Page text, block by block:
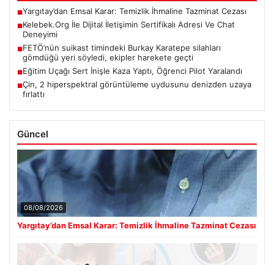
■Yargıtay’dan Emsal Karar: Temizlik İhmaline Tazminat Cezası
■Kelebek.Org İle Dijital İletişimin Sertifikalı Adresi Ve Chat
Deneyimi
■FETÖ’nün suikast timindeki Burkay Karatepe silahları
gömdüğü yeri söyledi, ekipler harekete geçti
■Eğitim Uçağı Sert İnişle Kaza Yaptı, Öğrenci Pilot Yaralandı
■Çin, 2 hiperspektral görüntüleme uydusunu denizden uzaya
fırlattı
Güncel
08/08/2026
Yargıtay’dan Emsal Karar: Temizlik İhmaline Tazminat Cezası